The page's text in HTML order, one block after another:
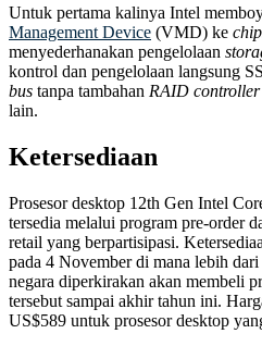
Untuk pertama kalinya Intel
Management Device (VMD) ke
menyederhanakan pengelolaan
kontrol dan pengelolaan langsung
bus tanpa tambahan RAID controller
lain.
Ketersediaan
Prosesor desktop 12th Gen Intel
tersedia melalui program pre-order
retail yang berpartisipasi.
pada 4 November di mana lebih
negara diperkirakan akan membeli
tersebut sampai akhir tahun ini.
US$589 untuk prosesor desktop